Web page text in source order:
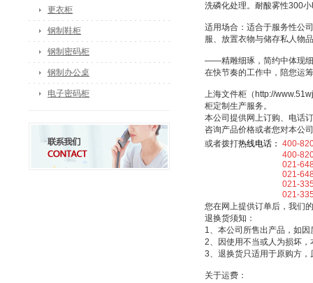
更衣柜
钢制鞋柜
钢制密码柜
钢制办公桌
电子密码柜
洗磷化处理。耐酸雾性300
适用场合：适合于服务性公
服、放置衣物与储存私人物
——精雕细琢，简约中体现细
在快节奏的工作中，陪您运
上海文件柜（http://
柜定制生产服务。
本公司提供网上订购、电话
咨询产品价格或者您对本公
或者拨打热线电话： 400-
400-820-
021-
021-
021-
021-
您在网上提供订单后，我们
退换货须知：
1、本公司所售出产品，如
2、因使用不当或人为损坏
3、退换货只适用于原购方
关于运费：